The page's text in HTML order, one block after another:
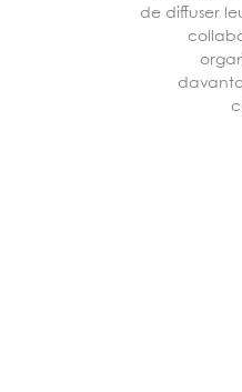
de diffuser